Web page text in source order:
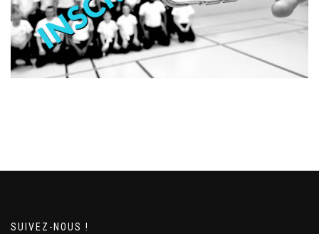
SUIVEZ-NOUS !